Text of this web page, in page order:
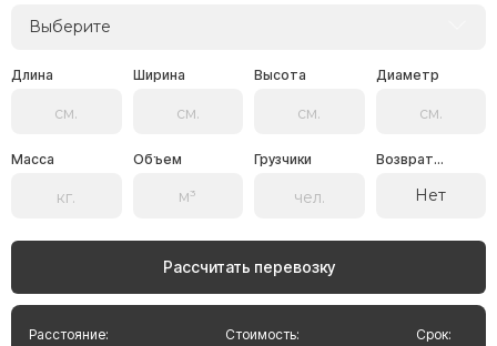
Выберите
Длина Ширина Высота Диаметр
Масса Объем Грузчики Возврат...
Нет
Рассчитать перевозку
Стоимость:
Расстояние: Срок: